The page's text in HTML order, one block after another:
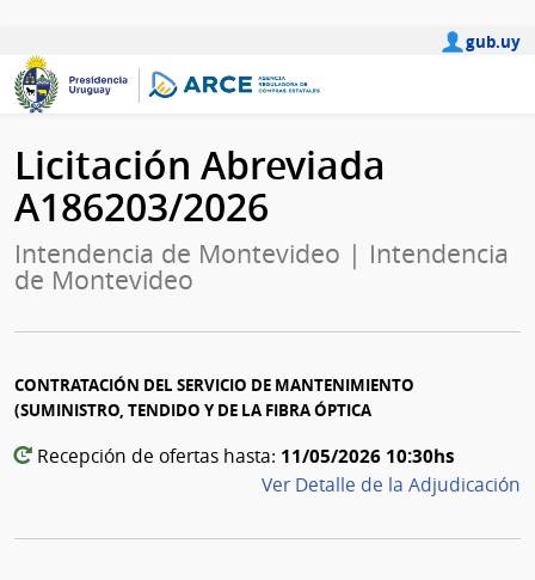
gub.uy
Licitación Abreviada
A186203/2026
Intendencia de Montevideo | Intendencia
de Montevideo
CONTRATACIÓN DEL SERVICIO DE MANTENIMIENTO
(SUMINISTRO, TENDIDO Y DE LA FIBRA ÓPTICA
Recepción de ofertas hasta: 11/05/2026 10:30hs
Ver Detalle de la Adjudicación